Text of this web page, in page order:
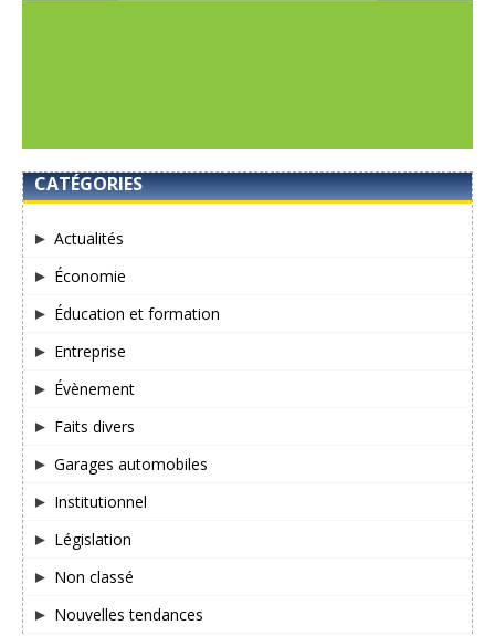
CATÉGORIES
Actualités
Économie
Éducation et formation
Entreprise
Évènement
Faits divers
Garages automobiles
Institutionnel
Législation
Non classé
Nouvelles tendances